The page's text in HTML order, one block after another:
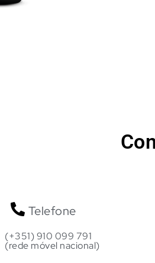
Telefone
(+351) 910 099 791
(rede móvel nacional)